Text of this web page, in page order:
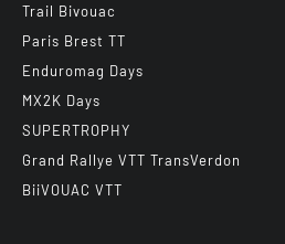
Trail Bivouac
Paris Brest TT
Enduromag Days
MX2K Days
SUPERTROPHY
Grand Rallye VTT TransVerdon
BiiVOUAC VTT